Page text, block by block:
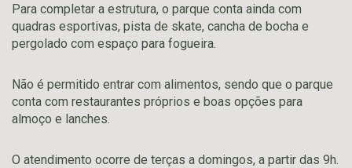
Para completar a estrutura, o parque conta ainda com
quadras esportivas, pista de skate, cancha de bocha e
pergolado com espaço para fogueira.
Não é permitido entrar com alimentos, sendo que o parque
conta com restaurantes próprios e boas opções para
almoço e lanches.
O atendimento ocorre de terças a domingos, a partir das 9h.